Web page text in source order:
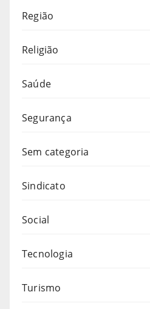
Região
Religião
Saúde
Segurança
Sem categoria
Sindicato
Social
Tecnologia
Turismo